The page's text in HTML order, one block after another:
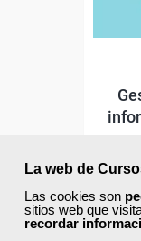
La web de
Las cookies son
sitios web que
recordar